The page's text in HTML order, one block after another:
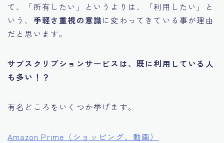
て、「所有したい」というよりは、「利用したい」と
いう、 手軽さ重視の意識に変わってきている事が理由
だと思います。
サブスクリプションサービスは、既に利用している人
も多い！？
有名どころをいくつか挙げます。
Amazon Prime（ショッピング、動画）